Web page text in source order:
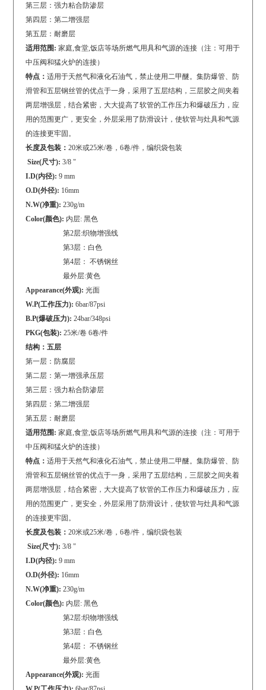
第三层：强力粘合防渗层
第四层：第二增强层
第五层：耐磨层
适用范围:家庭,食堂,饭店等场所燃气用具和气源的连接（注：可用于
中压阀和猛火炉的连接）
特点：适用于天然气和液化石油气，禁止使用二甲醚。集防爆管、防
滑管和五层钢丝管的优点于一身，采用了五层结构，三层胶之间夹着
两层增强层，结合紧密，大大提高了软管的工作压力和爆破压力，应
用的范围更广，更安全，外层采用了防滑设计，使软管与灶具和气源
的连接更牢固。
长度及包装：20米或25米/卷，6卷/件，编织袋包装
Size(尺寸): 3/8 "
I.D(内径): 9 mm
O.D(外径): 16mm
N.W(净重):230g/m
Color(颜色): 内层: 黑色
第2层:织物增强线
第3层：白色
第4层： 不锈钢丝
最外层:黄色
Appearance(外观): 光面
W.P(工作压力): 6bar/87psi
B.P(爆破压力): 24bar/348psi
PKG(包装): 25米/卷 6卷/件
结构：五层
第一层：防腐层
第二层：第一增强承压层
第三层：强力粘合防渗层
第四层：第二增强层
第五层：耐磨层
适用范围:家庭,食堂,饭店等场所燃气用具和气源的连接（注：可用于
中压阀和猛火炉的连接）
特点：适用于天然气和液化石油气，禁止使用二甲醚。集防爆管、防
滑管和五层钢丝管的优点于一身，采用了五层结构，三层胶之间夹着
两层增强层，结合紧密，大大提高了软管的工作压力和爆破压力，应
用的范围更广，更安全，外层采用了防滑设计，使软管与灶具和气源
的连接更牢固。
长度及包装：20米或25米/卷，6卷/件，编织袋包装
Size(尺寸): 3/8 "
I.D(内径): 9 mm
O.D(外径): 16mm
N.W(净重):230g/m
Color(颜色): 内层: 黑色
第2层:织物增强线
第3层：白色
第4层： 不锈钢丝
最外层:黄色
Appearance(外观): 光面